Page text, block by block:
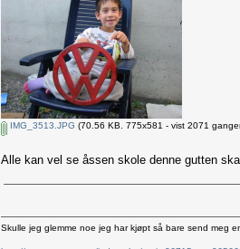
IMG_3513.JPG (70.56 KB. 775x581 - vist 2071
Alle kan vel se åssen skole denne gutten
Skulle jeg glemme noe jeg har kjøpt så bare send meg